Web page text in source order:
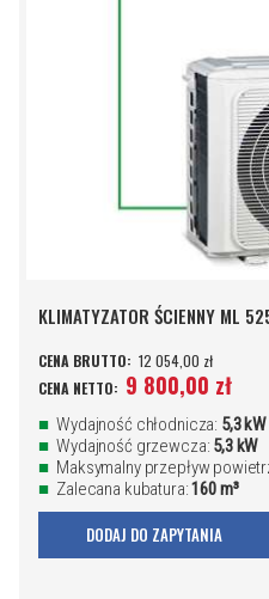
KLIMATYZATOR ŚCIENNY ML
12 054,00 zł
9 800,00 zł
Wydajność chłodnicza: 5,3 kW
Wydajność grzewcza: 5,3 kW
Maksymalny przepływ
Zalecana kubatura:160 m³
DODAJ DO ZAPYTANIA